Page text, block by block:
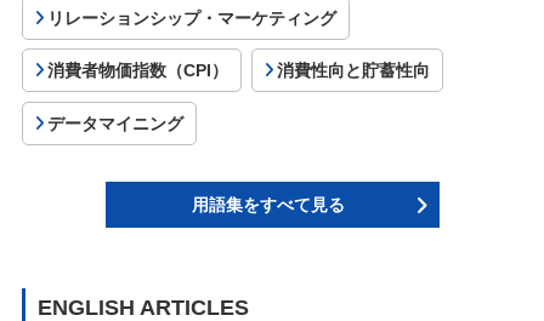
リレーションシップ・マーケティング
消費者物価指数（CPI） 消費性向と貯蓄性向
データマイニング
用語集をすべて見る
ENGLISH ARTICLES